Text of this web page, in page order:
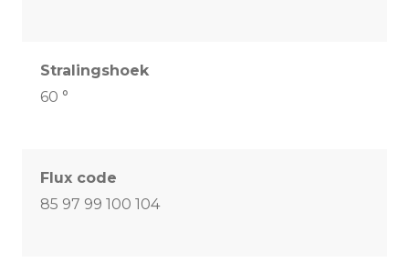
Stralingshoek
60 °
Flux code
85 97 99 100 104